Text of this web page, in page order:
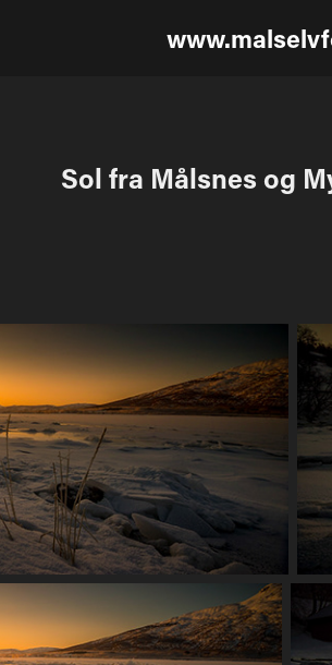
Sol fra Målsnes og